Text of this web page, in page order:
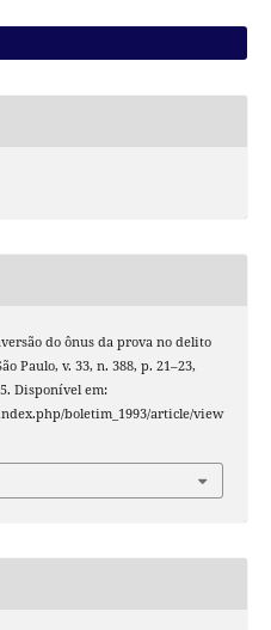
do ônus da prova no delito
Paulo, v. 33, n. 388, p. 21–23,
Disponível em:
boletim_1993/article/view